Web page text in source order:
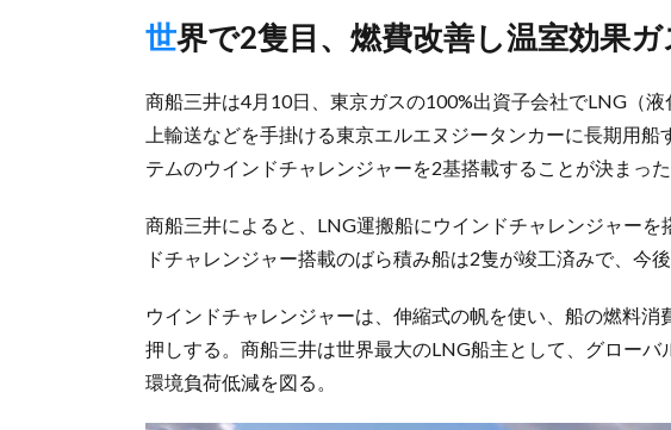
世界で2隻目、燃費改善し温室効果
商船三井は4月10日、東京ガスの100%出資子会社でLNG（
上輸送などを手掛ける東京エルエヌジータンカーに長期用
テムのウインドチャレンジャーを2基搭載することが決まった
商船三井によると、LNG運搬船にウインドチャレンジャー
ドチャレンジャー搭載のばら積み船は2隻が竣工済みで、今
ウインドチャレンジャーは、伸縮式の帆を使い、船の燃料
押しする。商船三井は世界最大のLNG船主として、グロー
環境負荷低減を図る。